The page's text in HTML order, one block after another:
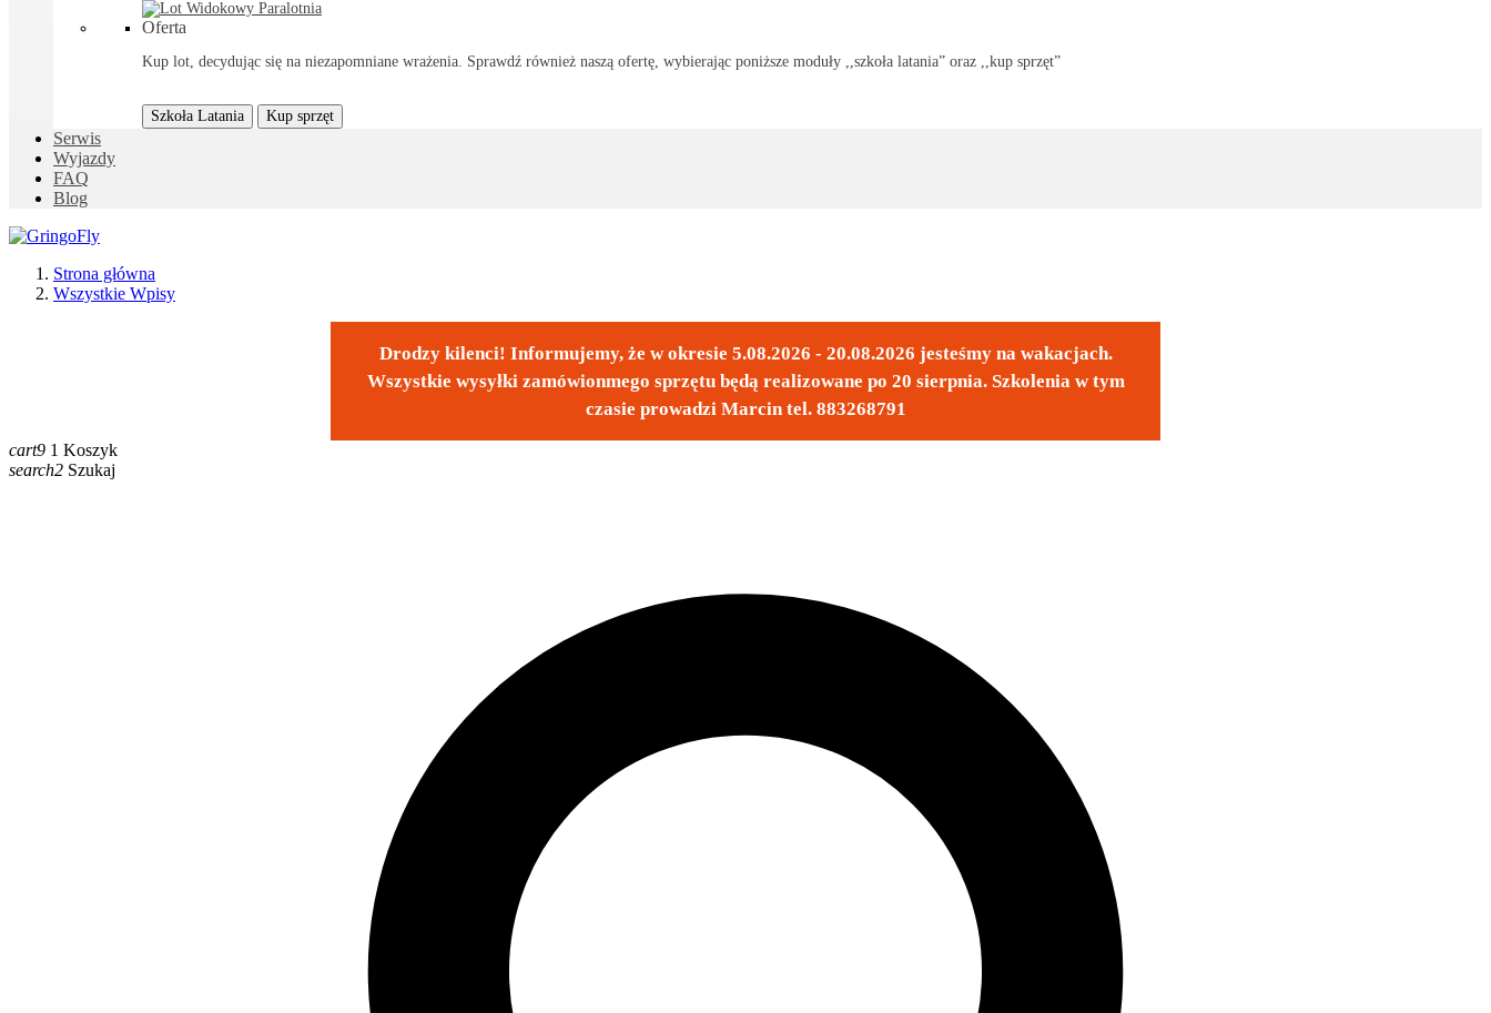
Oferta
Kup lot, decydując się na niezapomniane wrażenia. Sprawdź również naszą ofertę, wybierając poniższe moduły ,,szkoła latania” oraz ,,kup sprzęt”
Szkoła Latania Kup sprzęt
Serwis
Wyjazdy
FAQ
Blog
Strona główna
Wszystkie Wpisy
Drodzy kilenci! Informujemy, że w okresie 5.08.2026 - 20.08.2026 jesteśmy na wakacjach.
Wszystkie wysyłki zamówionmego sprzętu będą realizowane po 20 sierpnia. Szkolenia w tym
czasie prowadzi Marcin tel. 883268791
cart9 1 Koszyk
search2 Szukaj